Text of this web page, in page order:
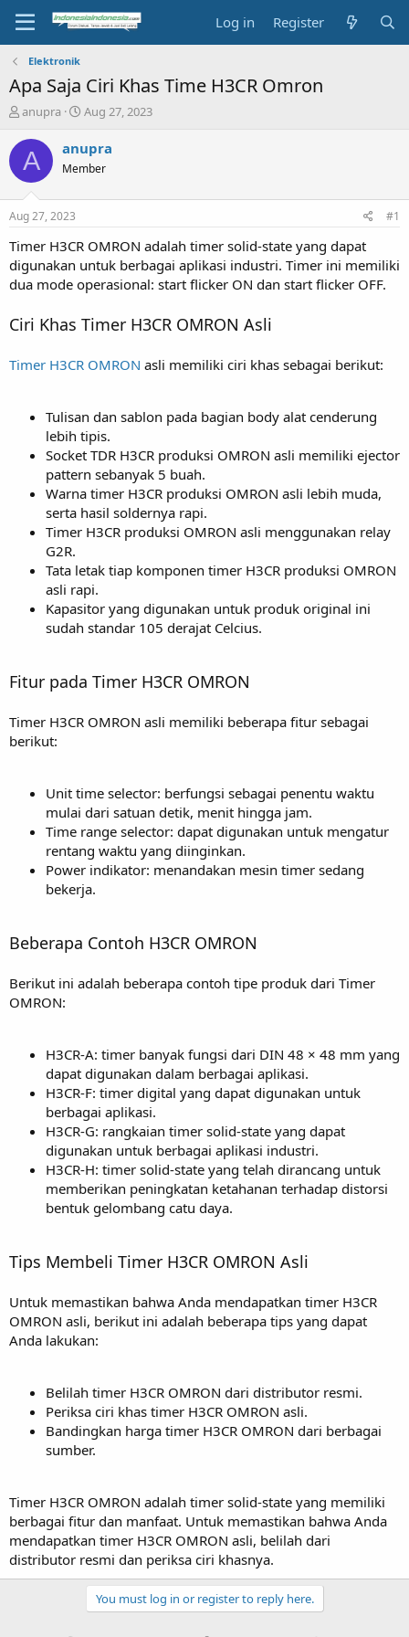
Log in Register
Elektronik
Apa Saja Ciri Khas Time H3CR Omron
T
r
e
a
t
a
t
e
anupra
S
a
t
e
Aug 27, 2023
A anupra
Member
Aug 27, 2023 #1
Timer H3CR OMRON adalah timer solid-state yang dapat
digunakan untuk berbagai aplikasi industri. Timer ini memiliki
dua mode operasional: start flicker ON dan start flicker OFF.
Ciri Khas Timer H3CR OMRON Asli
Timer H3CR OMRON asli memiliki ciri khas sebagai berikut:
Tulisan dan sablon pada bagian body alat cenderung
lebih tipis.
Socket TDR H3CR produksi OMRON asli memiliki ejector
pattern sebanyak 5 buah.
Warna timer H3CR produksi OMRON asli lebih muda,
serta hasil soldernya rapi.
Timer H3CR produksi OMRON asli menggunakan relay
G2R.
Tata letak tiap komponen timer H3CR produksi OMRON
asli rapi.
Kapasitor yang digunakan untuk produk original ini
sudah standar 105 derajat Celcius.
Fitur pada Timer H3CR OMRON
Timer H3CR OMRON asli memiliki beberapa fitur sebagai
berikut:
Unit time selector: berfungsi sebagai penentu waktu
mulai dari satuan detik, menit hingga jam.
Time range selector: dapat digunakan untuk mengatur
rentang waktu yang diinginkan.
Power indikator: menandakan mesin timer sedang
bekerja.
Beberapa Contoh H3CR OMRON
Berikut ini adalah beberapa contoh tipe produk dari Timer
OMRON:
H3CR-A: timer banyak fungsi dari DIN 48 × 48 mm yang
dapat digunakan dalam berbagai aplikasi.
H3CR-F: timer digital yang dapat digunakan untuk
berbagai aplikasi.
H3CR-G: rangkaian timer solid-state yang dapat
digunakan untuk berbagai aplikasi industri.
H3CR-H: timer solid-state yang telah dirancang untuk
memberikan peningkatan ketahanan terhadap distorsi
bentuk gelombang catu daya.
Tips Membeli Timer H3CR OMRON Asli
Untuk memastikan bahwa Anda mendapatkan timer H3CR
OMRON asli, berikut ini adalah beberapa tips yang dapat
Anda lakukan:
Belilah timer H3CR OMRON dari distributor resmi.
Periksa ciri khas timer H3CR OMRON asli.
Bandingkan harga timer H3CR OMRON dari berbagai
sumber.
Timer H3CR OMRON adalah timer solid-state yang memiliki
berbagai fitur dan manfaat. Untuk memastikan bahwa Anda
mendapatkan timer H3CR OMRON asli, belilah dari
distributor resmi dan periksa ciri khasnya.
You must log in or register to reply here.